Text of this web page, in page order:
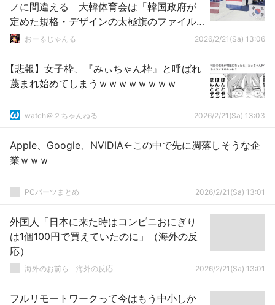
ノに間違える 大韓体育会は「韓国政府が
定めた規格・デザインの太極旗のファイル
を提供している。我々側のミスではない」
おーるじゃんる 2026/2/21(Sa) 13:06
【悲報】女子枠、『みぃちゃん枠』と呼ばれ
蔑まれ始めてしまうｗｗｗｗｗｗｗｗ
watch＠２ちゃんねる 2026/2/21(Sa) 13:03
Apple、Google、NVIDIA←この中で先に凋落しそうな企
業ｗｗｗ
PCパーツまとめ 2026/2/21(Sa) 13:01
外国人「日本に来た時はコンビニおにぎり
は1個100円で買えていたのに」（海外の反
応）
海外のお前ら 海外の反応 2026/2/21(Sa) 13:01
フルリモートワークって今はもう中小しか